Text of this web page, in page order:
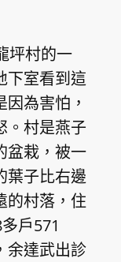
村的一
下室看到這
為害怕，
。村是燕子
盆栽，被一
葉子比右邊
的村落，住
戶571
余達武出診